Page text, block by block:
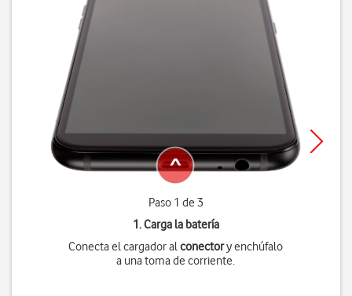
Paso 1 de 3
1. Carga la batería
Conecta el cargador alconectory enchúfalo
a una toma de corriente.